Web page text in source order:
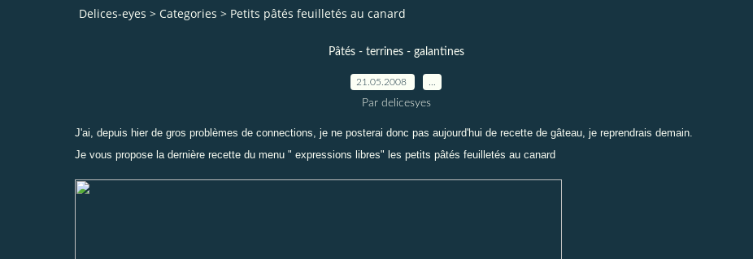
Delices-eyes > Categories > Petits pâtés feuilletés au canard
Pâtés - terrines - galantines
21.05.2008
Par delicesyes
J'ai, depuis hier de gros problèmes de connections, je ne posterai donc pas aujourd'hui de recette de gâteau, je reprendrais demain.
Je vous propose la dernière recette du menu " expressions libres" les petits pâtés feuilletés au canard